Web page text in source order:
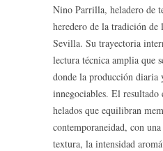
Nino Parrilla, heladero de
heredero de la tradición
Sevilla. Su trayectoria
lectura técnica amplia que
donde la producción diaria
innegociables. El resultado
helados que equilibran
contemporaneidad, con
textura, la intensidad